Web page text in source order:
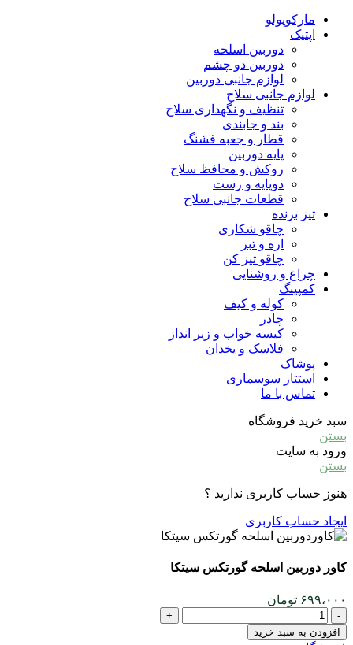
مارکوپولو
اپتیک
دوربین اسلحه
دوربین دو چشم
لوازم جانبی دوربین
لوازم جانبی سلاح
تنظیف و نگهداری سلاح
بند و جابندی
قطار و جعبه فشنگ
پایه دوربین
روکش و محافظ سلاح
دوپایه و رست
قطعات جانبی سلاح
تیز برنده
چاقو شکاری
اره و تبر
چاقو تیز کن
چراغ و روشنایی
کمپینگ
کوله و کیف
چادر
کیسه خواب و زیر انداز
فلاسک و یخدان
پوشاک
استتار سوسماری
تماس با ما
سبد خرید فروشگاه
بستن
ورود به سایت
بستن
هنوز حساب کاربری ندارید ؟
ایجاد حساب کاربری
کاور دوربین اسلحه گورتکس سیتکا
۶۹۹،۰۰۰ تومان
کاور
دوربین
افزودن به سبد خرید